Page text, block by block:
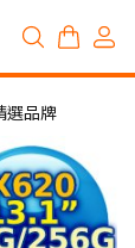
選品牌